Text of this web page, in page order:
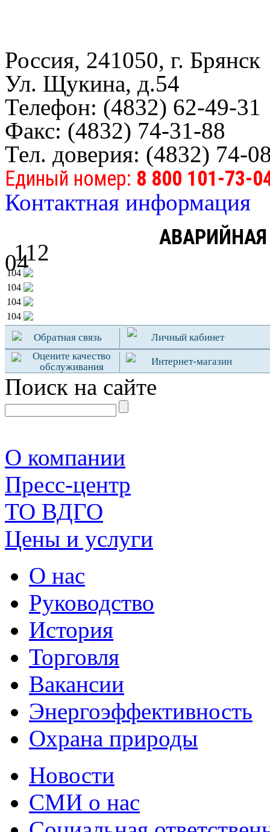
Россия, 241050, г. Брянск
Ул. Щукина, д.54
Телефон: (4832) 62-49-31
Факс: (4832) 74-31-88
Тел. доверия: (4832) 74-
Единый номер: 8 800 101-73-
Контактная информация
04
112
104
104
104
104
Обратная связь
Личный кабинет
Оцените качество
обслуживания
Интернет-магазин
Поиск на сайте
О компании
Пресс-центр
TO ВДГО
Цены и услуги
О нас
Руководство
История
Торговля
Вакансии
Энергоэффективность
Охрана природы
Новости
СМИ о нас